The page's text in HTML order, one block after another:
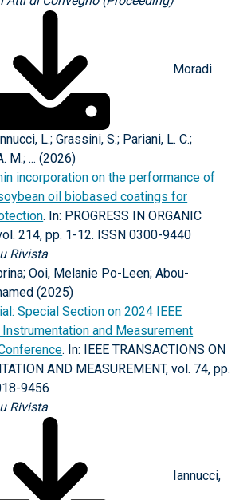
Moradi
L.; Grassini, S.; Pariani, L. C.;
M.; ... (2026)
incorporation on the performance of
oil biobased coatings for
. In: PROGRESS IN ORGANIC
214, pp. 1-12. ISSN 0300-9440
Rivista
Ooi, Melanie Po-Leen; Abou-
(2025)
Special Section on 2024 IEEE
and Measurement
. In: IEEE TRANSACTIONS ON
AND MEASUREMENT, vol. 74, pp.
9456
Rivista
Iannucci,